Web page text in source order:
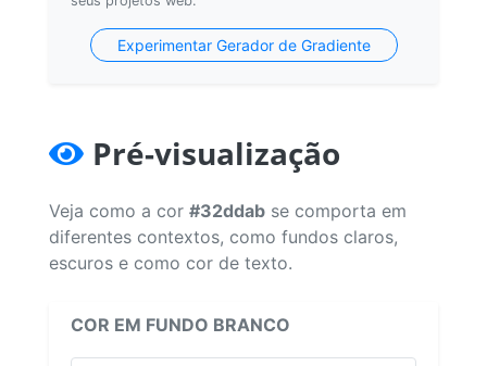
Experimentar Gerador de Gradiente
Pré-visualização
Veja como a cor #32ddab se comporta em
diferentes contextos, como fundos claros,
escuros e como cor de texto.
COR EM FUNDO BRANCO